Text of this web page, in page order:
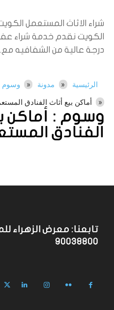
وسوم : أماكن
الفنادق
الرئيسية مدونة
وسوم
أماكن بيع أثاث الفنادق
شراء الاثاث المستعمل
الكويت نقدم خدمة شراء
درجة عالية من الشفافيه
تابعنا: معرض الزهراء
90038800